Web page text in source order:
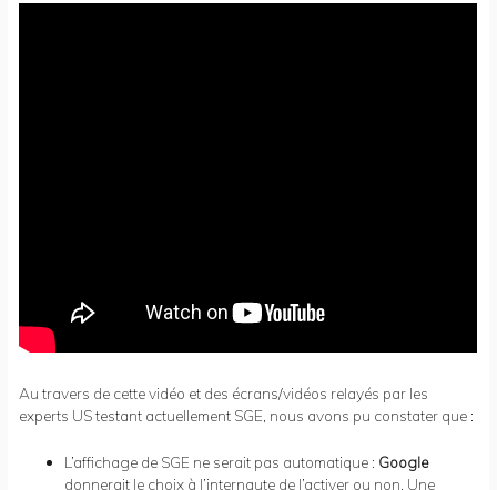
Au travers de cette vidéo et des écrans/vidéos relayés par les
experts US testant actuellement SGE, nous avons pu constater que :
L’affichage de SGE ne serait pas automatique : Google
donnerait le choix à l’internaute de l’activer ou non. Une